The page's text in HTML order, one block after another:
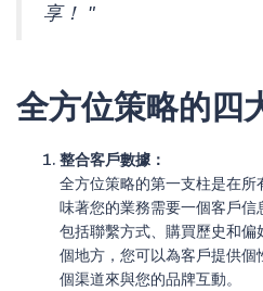
享！ "
全方位策略的四
整合客戶數據：
全方位策略的第一支柱是在
味著您的業務需要一個客戶
包括聯繫方式、購買歷史和
個地方，您可以為客戶提供
個渠道來與您的品牌互動。